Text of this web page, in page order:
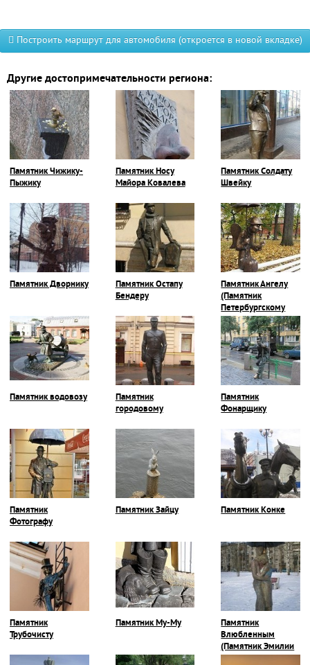
Построить маршрут для автомобиля (откроется в новой вкладке)
Другие достопримечательности региона:
Памятник Чижику-
Пыжику
Памятник Носу
Майора Ковалева
Памятник Солдату
Швейку
Памятник Дворнику
Памятник Остапу
Бендеру
Памятник Ангелу
(Памятник
Петербургскому
Ангелу)
Памятник водовозу
Памятник
городовому
Памятник
Фонарщику
Памятник
Фотографу
Памятник Зайцу Памятник Конке
Памятник
Трубочисту
Памятник Му-Му
Памятник
Влюбленным
(Памятник Эмилии
и Карлу)